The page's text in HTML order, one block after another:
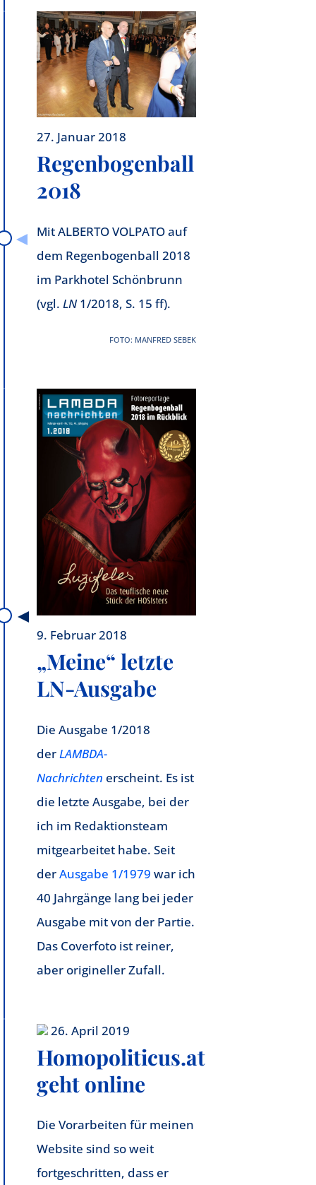
27. Januar 2018
Regenbogenball
2018
Mit ALBERTO VOLPATO auf
dem Regenbogenball 2018
im Parkhotel Schönbrunn
(vgl. LN1/2018, S. 15 ff).
FOTO: MANFRED SEBEK
9. Februar 2018
„Meine“ letzte
LN-Ausgabe
Die Ausgabe 1/2018
derLAMBDA-
Nachrichten erscheint. Es ist
die letzte Ausgabe, bei der
ich im Redaktionsteam
mitgearbeitet habe. Seit
derAusgabe 1/1979 war ich
40 Jahrgänge lang bei jeder
Ausgabe mit von der Partie.
Das Coverfoto ist reiner,
aber origineller Zufall.
26. April 2019
Homopoliticus.at
geht online
Die Vorarbeiten für meinen
Website sind so weit
fortgeschritten, dass er